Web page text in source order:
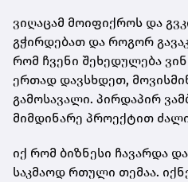
ვიღაცამ მოიფიქროს და
გჭირდებათ და როგორ
რომ ჩვენი შეხედულება
ერთად დავსხდეთ,
გამოსავალი. პირდაპირ
მიმდინარე პროექტით
იქ რომ ბიზნესი ჩავარდა
საკმაოდ რთული თემაა.